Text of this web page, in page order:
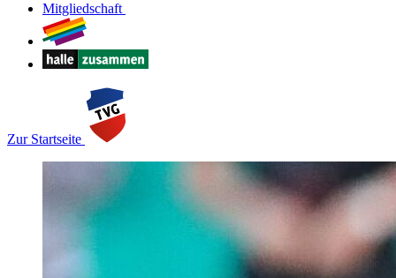
Mitgliedschaft
Zur Startseite